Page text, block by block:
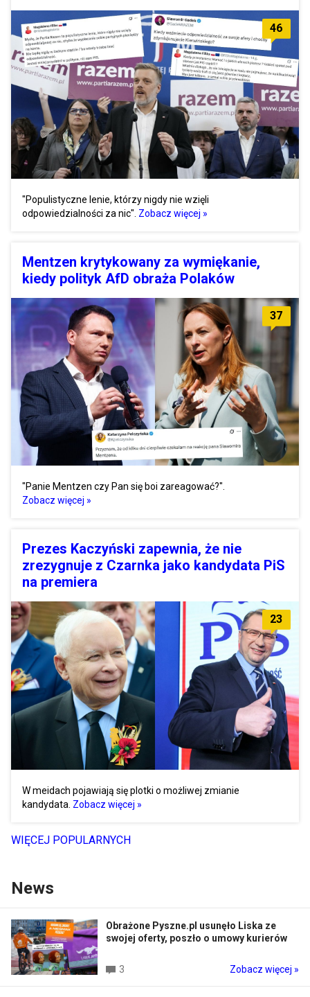
46
"Populistyczne lenie, którzy nigdy nie wzięli
odpowiedzialności za nic". Zobacz więcej »
Mentzen krytykowany za wymiękanie,
kiedy polityk AfD obraża Polaków
37
"Panie Mentzen czy Pan się boi zareagować?".
Zobacz więcej »
Prezes Kaczyński zapewnia, że nie
zrezygnuje z Czarnka jako kandydata PiS
na premiera
23
W meidach pojawiają się plotki o możliwej zmianie
kandydata. Zobacz więcej »
WIĘCEJ POPULARNYCH
News
Obrażone Pyszne.pl usunęło Liska ze
swojej oferty, poszło o umowy kurierów
3 Zobacz więcej »